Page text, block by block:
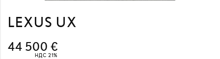
LEXUS UX
44 500 €
НДС 21%